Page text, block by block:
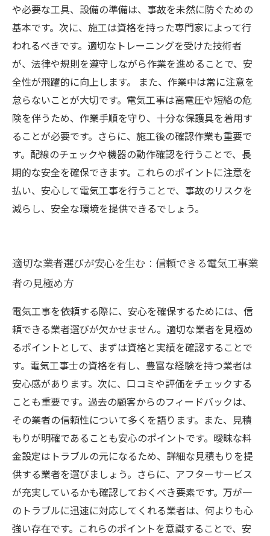
る方法
や必要な工具、設備の準備は、事故を未然に防ぐための
基本です。次に、施工は資格を持った専門家によって行
われるべきです。適切なトレーニングを受けた技術者
が、法律や規則を遵守しながら作業を進めることで、安
全性が飛躍的に向上します。 また、作業中は常に注意を
怠らないことが大切です。電気工事は高電圧や短絡の危
険を伴うため、作業手順を守り、十分な保護具を着用す
ることが必要です。さらに、施工後の確認作業も重要で
す。配線のチェックや機器の動作確認を行うことで、長
期的な安全を確保できます。これらのポイントに注意を
払い、安心して電気工事を行うことで、事故のリスクを
減らし、安全な環境を提供できるでしょう。
適切な業者選びが安心を生む：信頼できる電気工事業
者の見極め方
電気工事を依頼する際に、安心を確保するためには、信
頼できる業者選びが欠かせません。適切な業者を見極め
るポイントとして、まずは資格と実績を確認することで
す。電気工事士の資格を有し、豊富な経験を持つ業者は
安心感があります。次に、口コミや評価をチェックする
ことも重要です。過去の顧客からのフィードバックは、
その業者の信頼性について多くを語ります。また、見積
もりが明確であることも安心のポイントです。曖昧な料
金設定はトラブルの元になるため、詳細な見積もりを提
供する業者を選びましょう。さらに、アフターサービス
が充実しているかも確認しておくべき要素です。万が一
のトラブルに迅速に対応してくれる業者は、何よりも心
強い存在です。これらのポイントを意識することで、安